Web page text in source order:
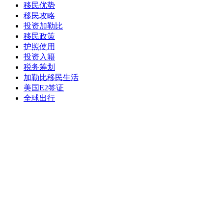
移民优势
移民攻略
投资加勒比
移民政策
护照使用
投资入籍
税务筹划
加勒比移民生活
美国E2签证
全球出行